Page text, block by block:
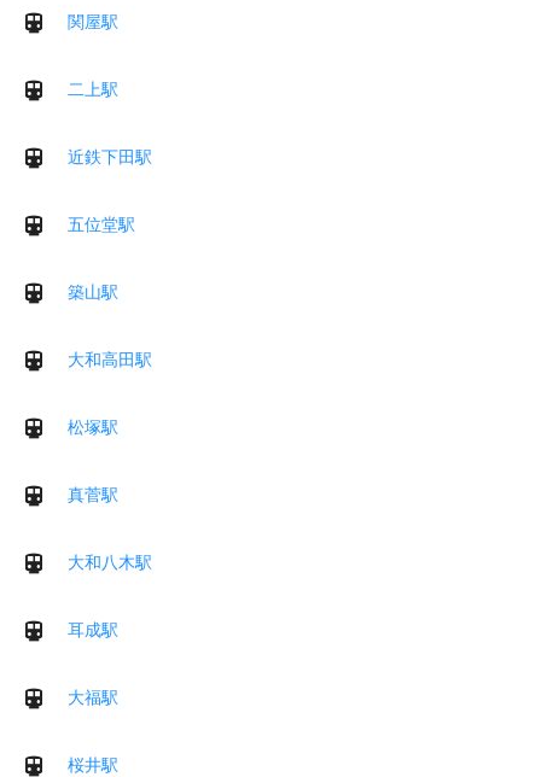
関屋駅
二上駅
近鉄下田駅
五位堂駅
築山駅
大和高田駅
松塚駅
真菅駅
大和八木駅
耳成駅
大福駅
桜井駅